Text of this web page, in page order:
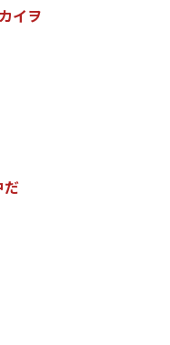
カイヲ
だ